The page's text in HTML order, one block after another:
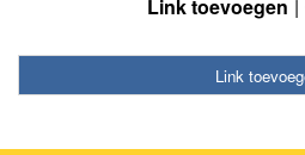
Link toevoegen
Link